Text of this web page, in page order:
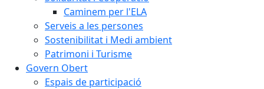
Caminem per l'ELA
Serveis a les persones
Sostenibilitat i Medi ambient
Patrimoni i Turisme
Govern Obert
Espais de participació